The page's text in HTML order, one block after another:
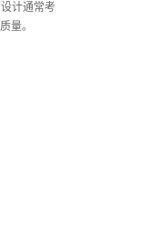
计通常考
量。